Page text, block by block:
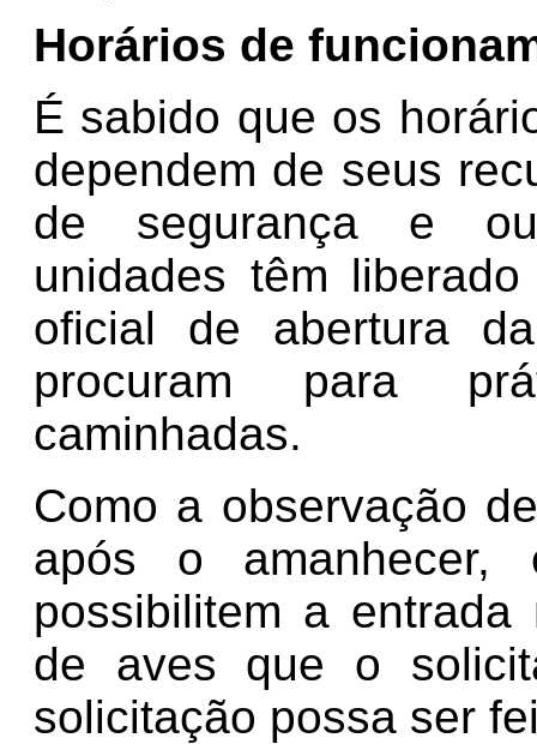
Horários de
É sabido que os
dependem de seus
de segurança e
unidades têm
oficial de abertura
procuram para
caminhadas.
Como a observação
após o
possibilitem a
de aves que o
solicitação possa ser